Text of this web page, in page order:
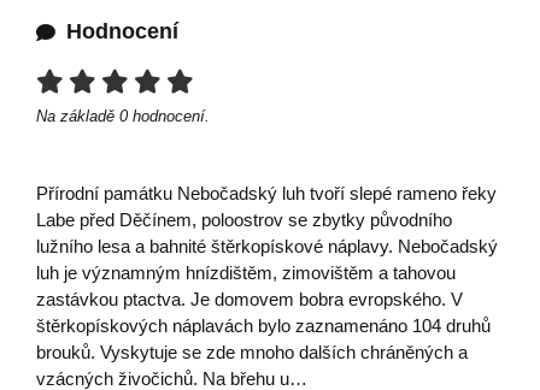
Hodnocení
Na základě 0 hodnocení.
Přírodní památku Nebočadský luh tvoří slepé rameno řeky
Labe před Děčínem, poloostrov se zbytky původního
lužního lesa a bahnité štěrkopískové náplavy. Nebočadský
luh je významným hnízdištěm, zimovištěm a tahovou
zastávkou ptactva. Je domovem bobra evropského. V
štěrkopískových náplavách bylo zaznamenáno 104 druhů
brouků. Vyskytuje se zde mnoho dalších chráněných a
vzácných živočichů. Na břehu u…